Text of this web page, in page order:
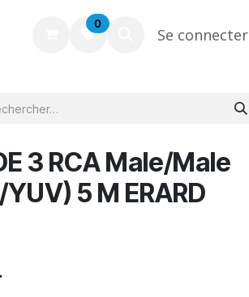
0
Se connecter
3 RCA Male/Male
5 M ERARD